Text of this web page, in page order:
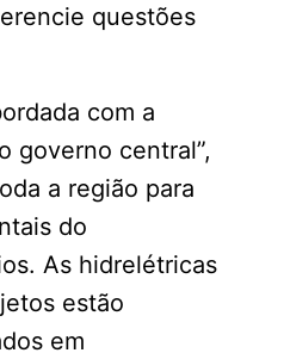
questões
com a
governo central”,
a região para
do
As hidrelétricas
estão
em